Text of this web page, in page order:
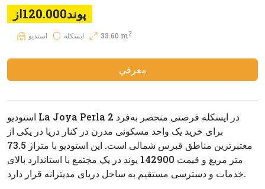
پوند120.000از
استديو ایسکله 33.60 m2
معرفي
استودیو La Joya Perla 2 در ایسکله فرصتی منحصر به‌فرد
برای خرید یک واحد مسکونی مدرن در کنار دریا در یکی از
معتبرترین مناطق قبرس شمالی است. این استودیو با متراژ 73.5
متر مربع و قیمت 142900 پوند در یک مجتمع با استاندارد بالای
خدمات و دسترسی مستقیم به ساحل دریای مدیترانه قرار دارد.